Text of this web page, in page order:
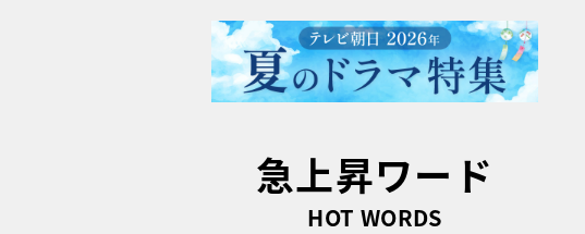
急上昇ワード
HOT WORDS